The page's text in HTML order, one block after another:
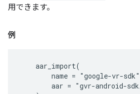
用できます。
例
    aar_import(
name = "google-vr-
aar = "gvr-android-